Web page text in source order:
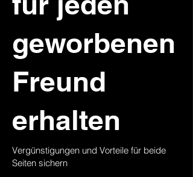
geworbenen
Freund
erhalten
Vergünstigungen und Vorteile für beide
Seiten sichern